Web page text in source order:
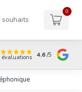
0
évaluations 4.6/5